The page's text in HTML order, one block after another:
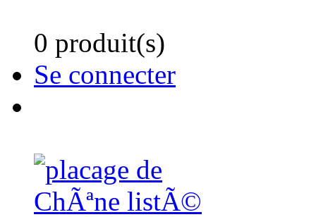
0 produit(s)
Se connecter